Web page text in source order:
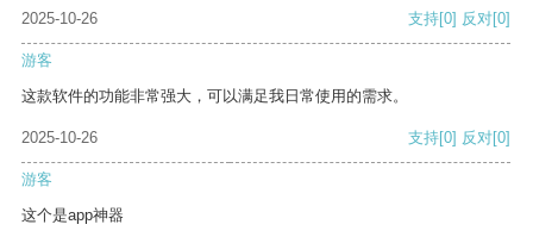
2025-10-26
支持[0] 反对[0]
游客
这款软件的功能非常强大，可以满足我日常使用的需求。
2025-10-26 支持[0] 反对[0]
游客
这个是app神器